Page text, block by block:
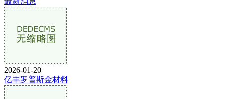
2026-01-20
亿丰罗普斯金材料